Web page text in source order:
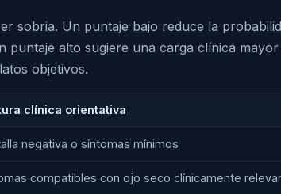
sobria. Un puntaje bajo reduce la
puntaje alto sugiere una carga clínica
objetivos.
clínica orientativa
negativa o síntomas mínimos
compatibles con ojo seco clínicamente